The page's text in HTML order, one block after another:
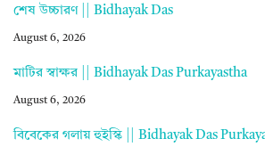
শেষ উচ্চারণ || Bidhayak Das
August 6, 2026
মাটির স্বাক্ষর || Bidhayak Das Purkayastha
August 6, 2026
বিবেকের গলায় হুইস্কি || Bidhayak Das